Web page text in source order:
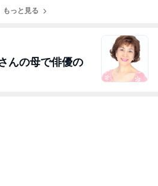
もっと見る
んの母で俳優の